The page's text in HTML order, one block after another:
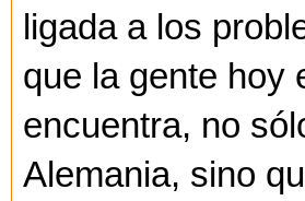
ligada a los
que la gente hoy
encuentra, no
Alemania, sino